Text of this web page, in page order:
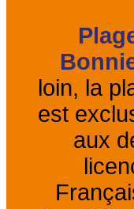
loin, la
est
aux